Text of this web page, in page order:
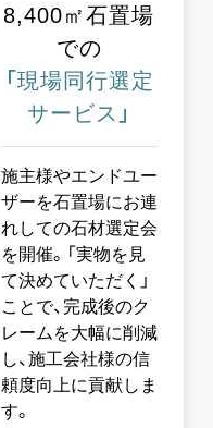
8,400㎡石置場
での
「現場同行選定
サービス」
施主様やエンドユー
ザーを石置場にお連
れしての石材選定会
を開催。「実物を見
て決めていただく」
ことで、完成後のク
レームを大幅に削減
し、施工会社様の信
頼度向上に貢献しま
す。